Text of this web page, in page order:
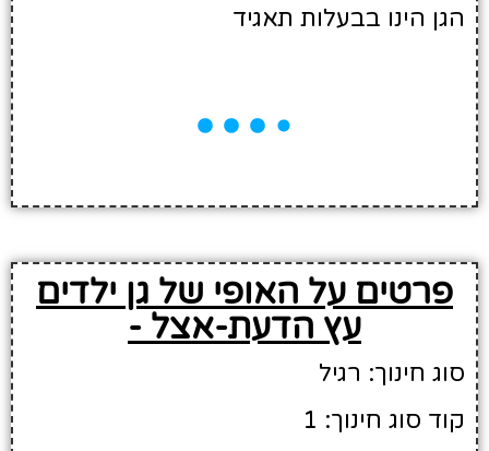
הגן הינו בבעלות תאגיד
פרטים על האופי של גן ילדים
עץ הדעת-אצל -
סוג חינוך: רגיל
קוד סוג חינוך: 1